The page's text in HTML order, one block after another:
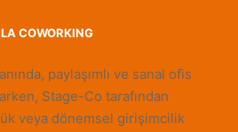
COWORKING
paylaşımlı ve sanal ofis
Stage-Co tarafından
veya dönemsel girişimcilik